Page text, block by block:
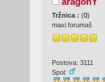
Tržnica : (0)
maxi forumaš
Postova: 3111
Spol: